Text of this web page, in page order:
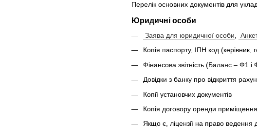
Перелік основних документів для
Юридичні особи
Заява для юридичної особи
Копія паспорту, ІПН код
Фінансова звітність (Баланс – Ф1 і
Довідки з банку про відкриття
Копії установчих документів
Копія договору оренди
Якщо є, ліцензії на право ведення